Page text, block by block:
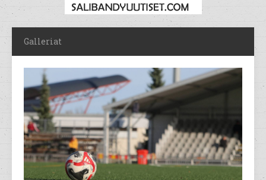
Galleriat